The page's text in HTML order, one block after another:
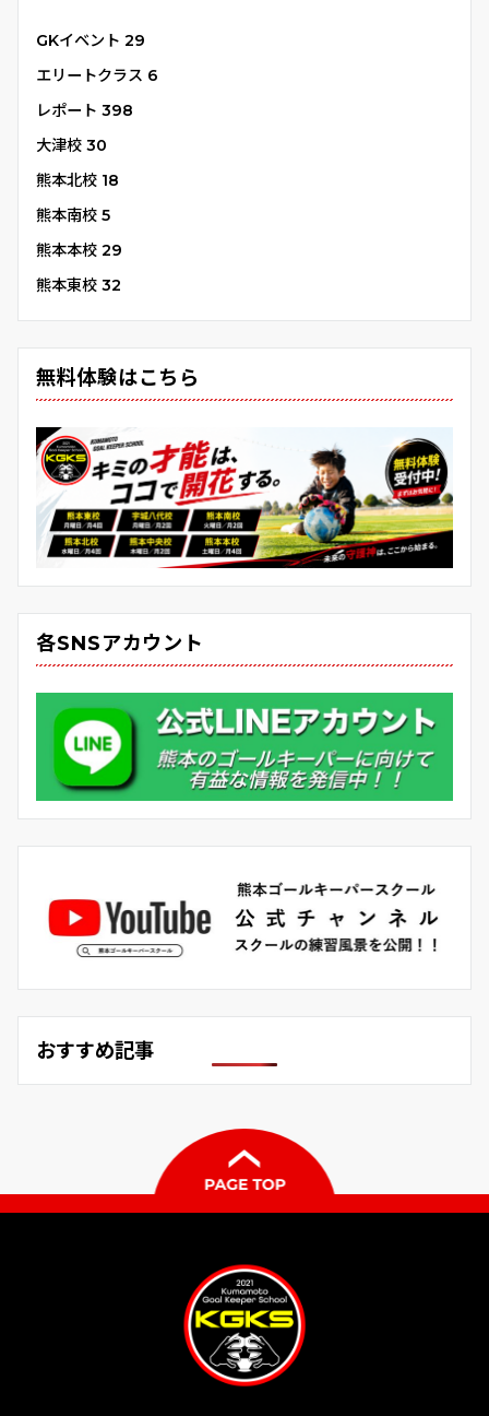
GKイベント 29
エリートクラス 6
レポート 398
大津校 30
熊本北校 18
熊本南校 5
熊本本校 29
熊本東校 32
無料体験はこちら
各SNSアカウント
おすすめ記事